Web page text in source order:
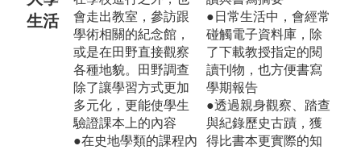
生活
會走出教室，參訪跟
學術相關的紀念館，
或是在田野直接觀察
各種地貌。田野調查
除了讓學習方式更加
多元化，更能使學生
驗證課本上的內容
●在史地學類的課程內
●日常生活中，會經常
碰觸電子資料庫，除
了下載教授指定的閱
讀刊物，也方便書寫
學期報告
●透過親身觀察、踏查
與紀錄歷史古蹟，獲
得比書本更實際的知